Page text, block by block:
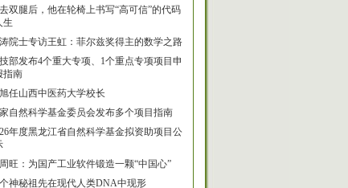
双腿后，他在轮椅上书写“高可信”的代码
生
院士专访王虹：菲尔兹奖得主的数学之路
部发布4个重大专项、1个重点专项项目申
指南
任山西中医药大学校长
自然科学基金委员会发布多个项目指南
年度黑龙江省自然科学基金拟资助项目公
旺：为国产工业软件锻造一颗“中国心”
神秘祖先在现代人类DNA中现形